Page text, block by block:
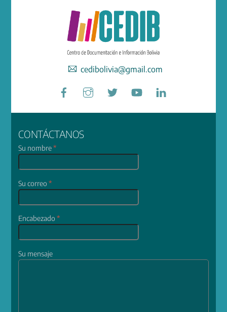
cedibolivia@gmail.com
Facebook YouTube
CONTÁCTANOS
Su nombre*
Su correo*
Encabezado*
Su mensaje